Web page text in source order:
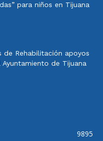
para niños en Tijuana
de Rehabilitación apoyos
de Tijuana
9895